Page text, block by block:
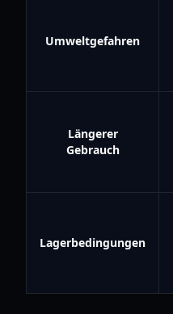
Umweltgefahren
Längerer
Gebrauch
Lagerbedingungen